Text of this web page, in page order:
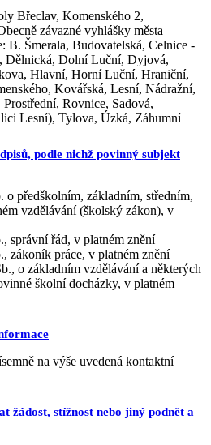
Břeclav, Komenského 2,
závazné vyhlášky města
B. Šmerala, Budovatelská, Celnice -
Dělnická, Dolní Luční, Dyjová,
Hlavní, Horní Luční, Hraniční,
Kovářská, Lesní, Nádražní,
Rovnice, Sadová,
Lesní), Tylova, Úzká, Záhumní
podle nichž povinný subjekt
o předškolním, základním, středním,
vzdělávání (školský zákon), v
správní řád, v platném znění
zákoník práce, v platném znění
o základním vzdělávání a některých
školní docházky, v platném
na výše uvedená kontaktní
žádost, stížnost nebo jiný podnět a